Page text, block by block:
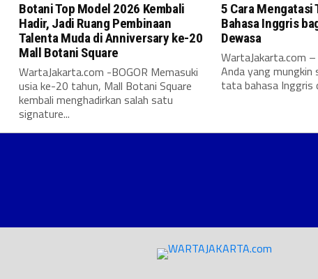
Botani Top Model 2026 Kembali
Hadir, Jadi Ruang Pembinaan
Talenta Muda di Anniversary ke-20
Mall Botani Square
WartaJakarta.com -BOGOR Memasuki
usia ke-20 tahun, Mall Botani Square
kembali menghadirkan salah satu
signature...
5 Cara Mengatasi
Bahasa Inggris
Dewasa
WartaJakarta.com
Anda yang mungkin
tata bahasa Inggris